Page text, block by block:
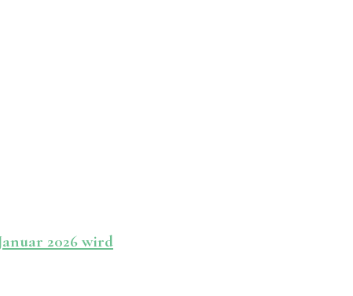
2026 wird